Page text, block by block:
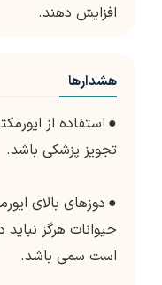
افزایش دهند.
هشدارها
● استفاده از
تجویز پزشکی باشد.
● دوزهای بالای
حیوانات هرگز
است سمی باشد.